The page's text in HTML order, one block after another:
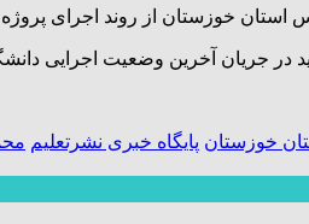
استان خوزستان از روند اجرای
در جریان آخرین وضعیت اجرایی
خوزستان پایگاه خبری نشرتعلیم